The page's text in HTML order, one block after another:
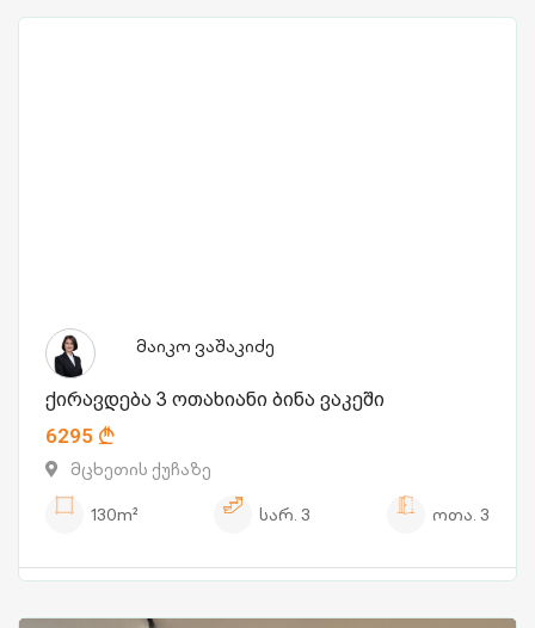
მაიკო ვაშაკიძე
ქირავდება 3 ოთახიანი ბინა ვაკეში
6295
მცხეთის ქუჩაზე
130m²
სარ. 3 ოთა. 3